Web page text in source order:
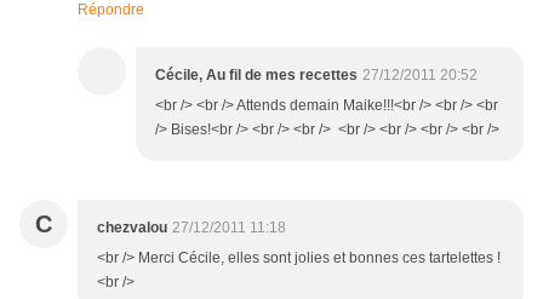
Répondre
Cécile, Au fil de mes recettes 27/12/2011 20:52
<br /> <br /> Attends demain Maike!!!<br /> <br /> <br
/> Bises!<br /> <br /> <br /> <br /> <br /> <br /> <br />
C chezvalou 27/12/2011 11:18
<br /> Merci Cécile, elles sont jolies et bonnes ces tartelettes !
<br />